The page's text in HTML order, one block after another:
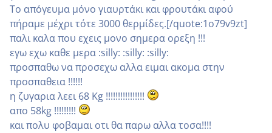
Το απόγευμα μόνο γιαυρτάκι και φρουτάκι αφού
πήραμε μέχρι τότε 3000 θερμίδες.[/quote:1o79v9zt]
παλι καλα που εχεις μονο σημερα ορεξη !!!
εγω εχω καθε μερα :silly: :silly: :silly:
προσπαθω να προσεχω αλλα ειμαι ακομα στην
προσπαθεια !!!!!!
η ζυγαρια λεει 68 Kg !!!!!!!!!!!!!!!!
απο 58kg !!!!!!!!!
και πολυ φοβαμαι οτι θα παρω αλλα τοσα!!!!